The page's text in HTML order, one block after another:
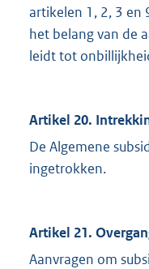
artikelen 1, 2, 3 en
het belang van de
leidt tot
Artikel 20.
De Algemene
ingetrokken.
Artikel 21.
Aanvragen om